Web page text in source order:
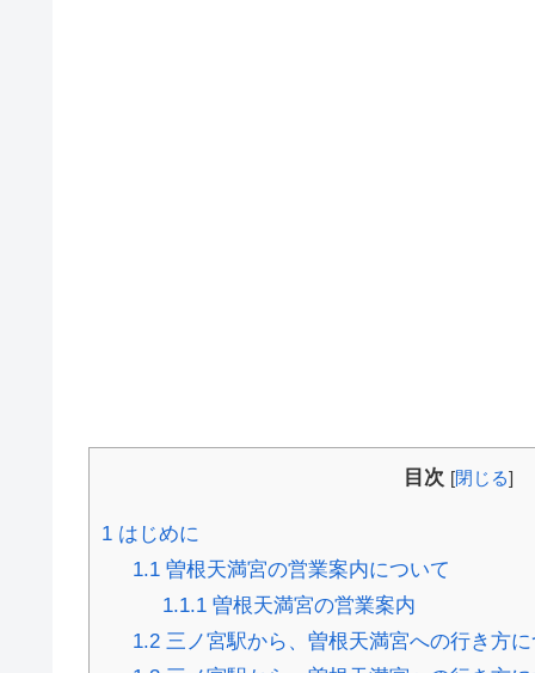
目次 [閉じる]
1 はじめに
1.1曽根天満宮の営業案内について
1.1.1 曽根天満宮の営業案内
1.2三ノ宮駅から、曽根天満宮への行き方